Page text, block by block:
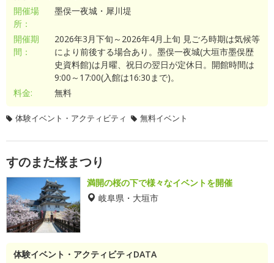
開催場
所：
墨俣一夜城・犀川堤
開催期
間：
2026年3月下旬～2026年4月上旬 見ごろ時期は気候等
により前後する場合あり。墨俣一夜城(大垣市墨俣歴
史資料館)は月曜、祝日の翌日が定休日。開館時間は
9:00～17:00(入館は16:30まで)。
料金:
無料
体験イベント・アクティビティ 無料イベント
すのまた桜まつり
満開の桜の下で様々なイベントを開催
岐阜県・大垣市
体験イベント・アクティビティDATA